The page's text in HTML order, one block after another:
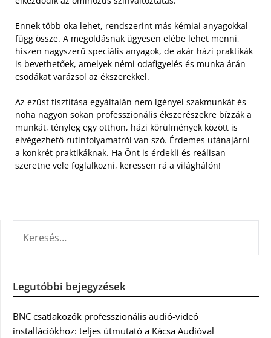
Ennek több oka lehet, rendszerint más kémiai anyagokkal
függ össze. A megoldásnak ügyesen elébe lehet menni,
hiszen nagyszerű speciális anyagok, de akár házi praktikák
is bevethetőek, amelyek némi odafigyelés és munka árán
csodákat varázsol az ékszerekkel.
Az ezüst tisztítása egyáltalán nem igényel szakmunkát és
noha nagyon sokan professzionális ékszerészekre bízzák a
munkát, tényleg egy otthon, házi körülmények között is
elvégezhető rutinfolyamatról van szó. Érdemes utánajárni
a konkrét praktikáknak. Ha Önt is érdekli és reálisan
szeretne vele foglalkozni, keressen rá a világhálón!
Legutóbbi bejegyzések
BNC csatlakozók professzionális audió-videó
installációkhoz: teljes útmutató a Kácsa Audióval